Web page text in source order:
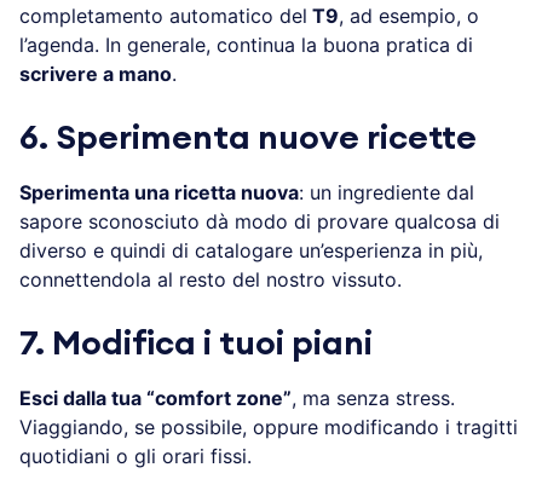
completamento automatico del T9, ad esempio, o
l’agenda. In generale, continua la buona pratica di
scrivere a mano.
6. Sperimenta nuove ricette
Sperimenta una ricetta nuova: un ingrediente dal
sapore sconosciuto dà modo di provare qualcosa di
diverso e quindi di catalogare un’esperienza in più,
connettendola al resto del nostro vissuto.
7. Modifica i tuoi piani
Esci dalla tua “comfort zone”, ma senza stress.
Viaggiando, se possibile, oppure modificando i tragitti
quotidiani o gli orari fissi.